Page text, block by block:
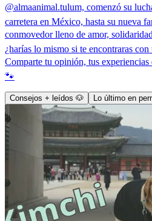
@almaanimal.tulum, comenzó su
carretera en México, hasta su nueva
conmovedor lleno de amor,
¿harías lo mismo si te encontraras
Comparte tu opinión, tus experiencias
🐾
Consejos + leídos 🐶 Lo último en